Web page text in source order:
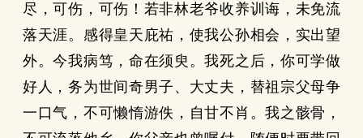
尽，可伤，可伤！若非林老爷收养训诲，未免流
落天涯。感得皇天庇祐，使我公孙相会，实出望
外。今我病笃，命在须臾。我死之后，你可学做
好人，务为世间奇男子、大丈夫，替祖宗父母争
一口气，不可懒惰游佚，自甘不肖。我之骸骨，